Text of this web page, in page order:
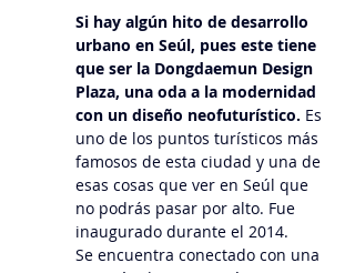
Si hay algún hito de desarrollo
urbano en Seúl, pues este tiene
que ser la Dongdaemun Design
Plaza, una oda a la modernidad
con un diseño neofuturístico. Es
uno de los puntos turísticos más
famosos de esta ciudad y una de
esas cosas que ver en Seúl que
no podrás pasar por alto. Fue
inaugurado durante el 2014.
Se encuentra conectado con una